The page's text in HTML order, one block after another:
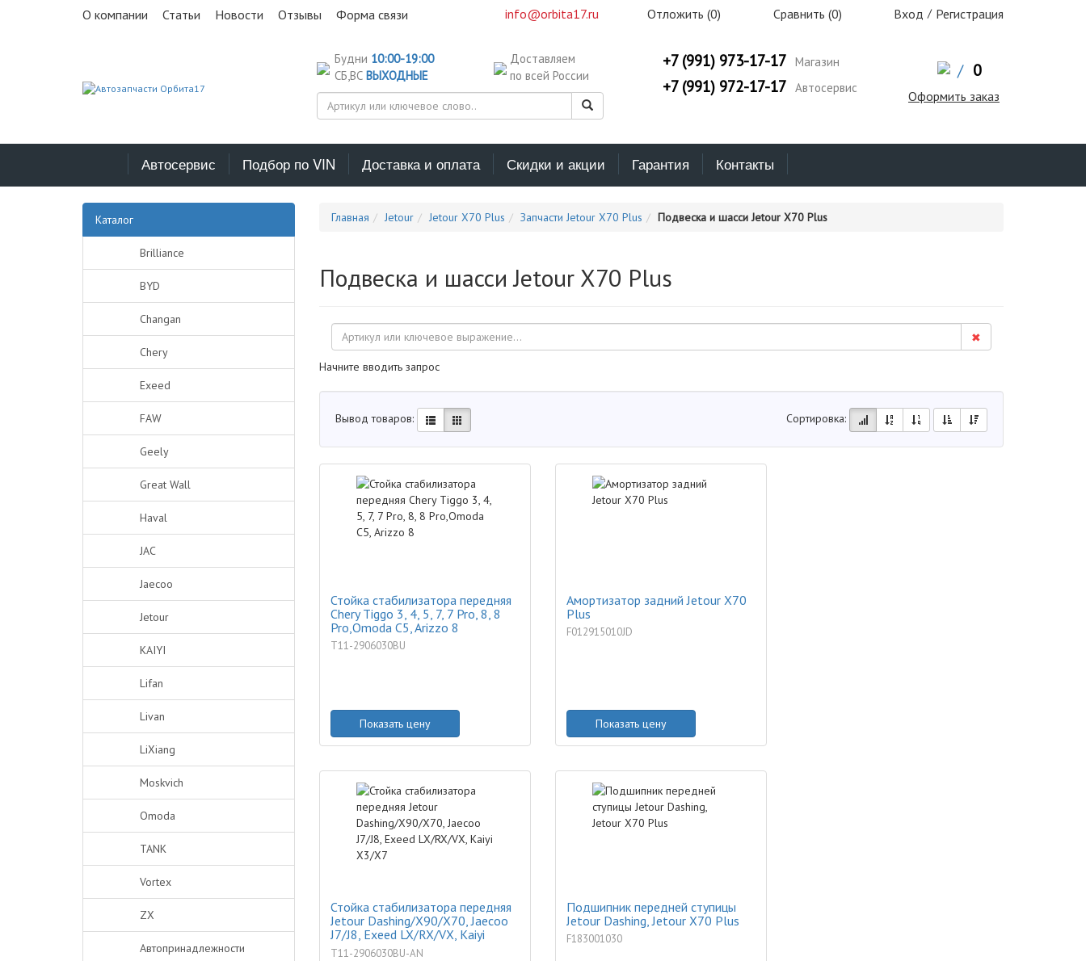
О компании Статьи Новости Отзывы Форма связи info@orbita17.ru Отложить (0) Сравнить (0) Вход / Регистрация
Будни 10:00-19:00
СБ,ВС ВЫХОДНЫЕ
Доставляем
по всей России
+7 (991) 973-17-17 Магазин
+7 (991) 972-17-17 Автосервис
/ 0
Оформить заказ
Автосервис Подбор по VIN Доставка и оплата Скидки и акции Гарантия Контакты
Каталог
Brilliance
BYD
Changan
Chery
Exeed
FAW
Geely
Great Wall
Haval
JAC
Jaecoo
Jetour
KAIYI
Lifan
Livan
LiXiang
Moskvich
Omoda
TANK
Vortex
ZX
Автопринадлежности
Главная Jetour Jetour X70 Plus Запчасти Jetour X70 Plus Подвеска и шасси Jetour X70 Plus
Подвеска и шасси Jetour X70 Plus
Начните вводить запрос
Вывод товаров: Сортировка:
Стойка стабилизатора передняя
Chery Tiggo 3, 4, 5, 7, 7 Pro, 8, 8
Pro,Omoda C5, Arizzo 8
T11-2906030BU
Показать цену
Амортизатор задний Jetour X70
Plus
F012915010JD
Показать цену
Стойка стабилизатора передняя
Jetour Dashing/X90/X70, Jaecoo
J7/J8, Exeed LX/RX/VX, Kaiyi
X3/X7
T11-2906030BU-AN
Подшипник передней ступицы
Jetour Dashing, Jetour X70 Plus
F183001030